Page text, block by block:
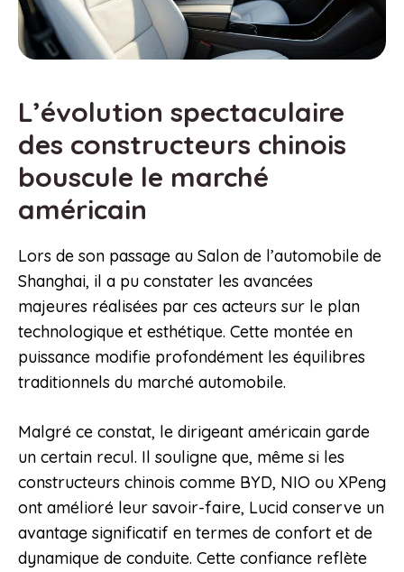
L’évolution spectaculaire
des constructeurs chinois
bouscule le marché
américain
Lors de son passage au Salon de l’automobile de
Shanghai, il a pu constater les avancées
majeures réalisées par ces acteurs sur le plan
technologique et esthétique. Cette montée en
puissance modifie profondément les équilibres
traditionnels du marché automobile.
Malgré ce constat, le dirigeant américain garde
un certain recul. Il souligne que, même si les
constructeurs chinois comme BYD, NIO ou XPeng
ont amélioré leur savoir-faire, Lucid conserve un
avantage significatif en termes de confort et de
dynamique de conduite. Cette confiance reflète